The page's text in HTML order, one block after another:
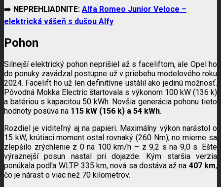
➡️ NEPREHLIADNITE: Alfa Romeo Junior Veloce –
elektrická vášeň s dušou Alfy
Pohon
Silnejší elektrický pohon neprišiel až s faceliftom, ale Opel ho
do ponuky zavádzal postupne už v priebehu modelového roku
2024. Facelift ho už len definitívne ustálil ako jedinú možnosť.
Pôvodná Mokka Electric štartovala s výkonom 100 kW (136 k)
a batériou s kapacitou 50 kWh. Novšia generácia pohonu tieto
hodnoty posúva na 115 kW (156 k) a 54 kWh.
Rozdiel je viditeľný aj na papieri. Maximálny výkon narástol o
15 kW, krútiaci moment ostal rovnaký (260 Nm), no mierne sa
zlepšilo zrýchlenie z 0 na 100 km/h – z 9,2 s na 9,0 s. Ešte
výraznejší posun nastal pri dojazde. Kým staršia verzia
ponúkala podľa WLTP 335 km, nová sa dostáva až na 407 km,
čo je nárast o viac než 70 kilometrov.